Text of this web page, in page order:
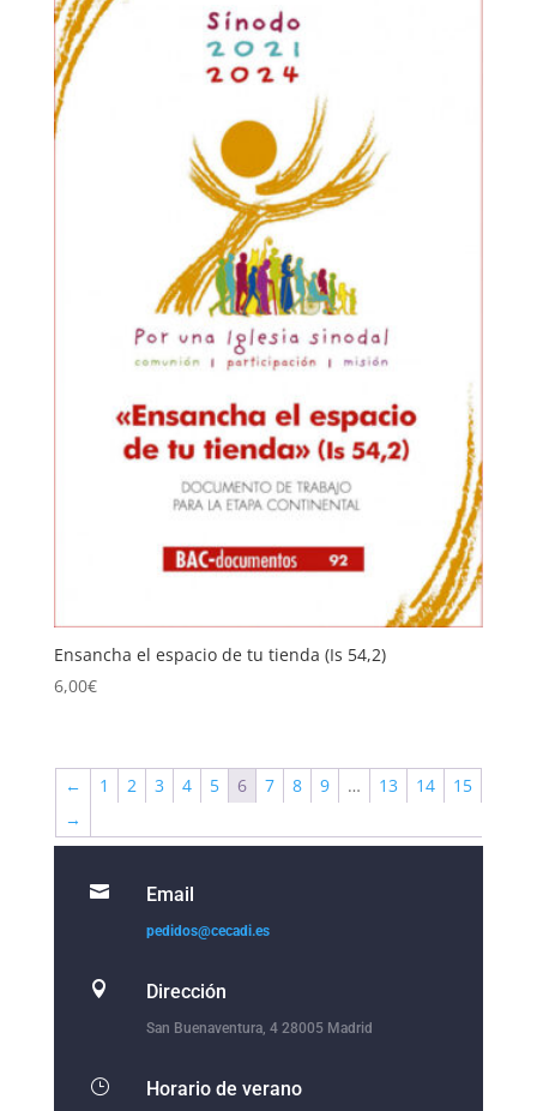
Ensancha el espacio de tu tienda (Is 54,2)
6,00€
← 1 2 3 4 5 6 7 8 9 … 13 14
15
→
 Email
pedidos@cecadi.es
 Dirección
San Buenaventura, 4 28005 Madrid
} Horario de verano